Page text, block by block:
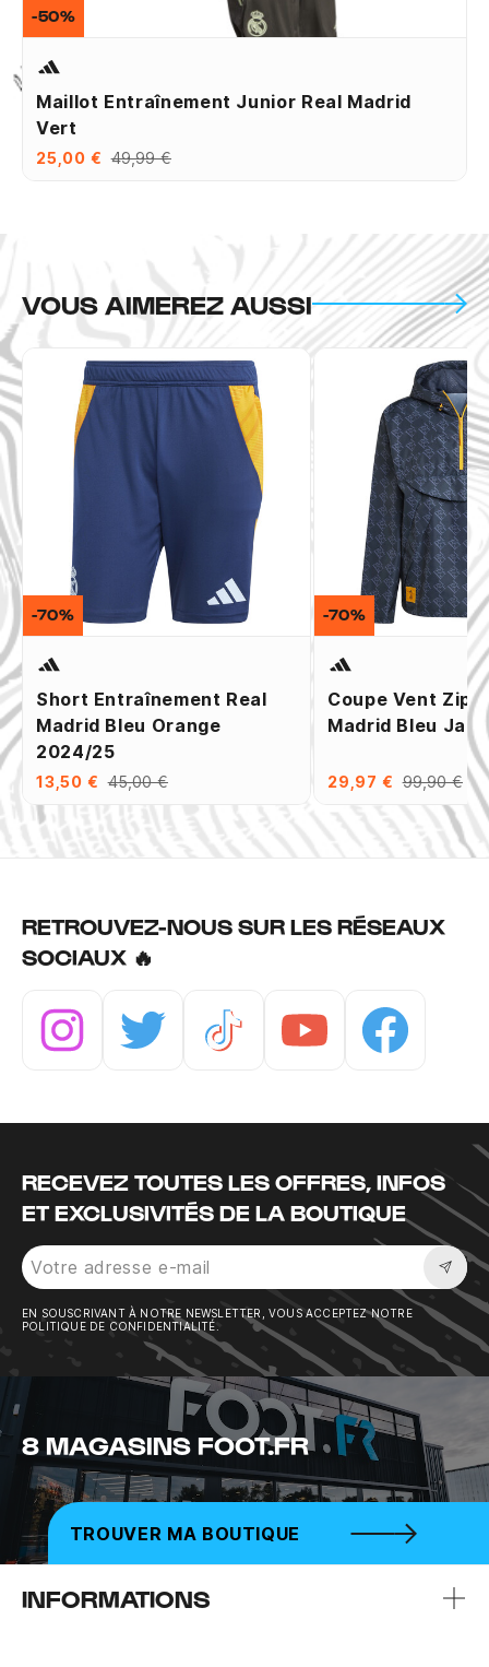
Maillot Entraînement Junior Real Madrid
Vert
25,00 € 49,99 €
-50%
VOUS AIMEREZ AUSSI
Short Entraînement Real
Madrid Bleu Orange
2024/25
13,50 € 45,00 €
-70%
Coupe Vent
Madrid Bleu
29,97 € 99,90 €
-70%
RETROUVEZ-NOUS SUR LES RÉSEAUX
SOCIAUX 🔥
RECEVEZ TOUTES LES OFFRES, INFOS
ET EXCLUSIVITÉS DE LA BOUTIQUE
EN SOUSCRIVANT À NOTRE NEWSLETTER, VOUS ACCEPTEZ NOTRE
POLITIQUE DE CONFIDENTIALITÉ.
8 MAGASINS FOOT.FR
TROUVER MA BOUTIQUE
INFORMATIONS